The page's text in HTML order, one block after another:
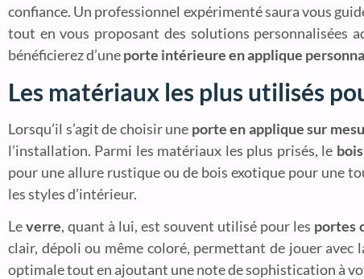
confiance. Un professionnel expérimenté saura vous
tout en vous proposant des solutions personnalisées
bénéficierez d’uneporte intérieure en applique
Les matériaux les plus utilisés
Lorsqu’il s’agit de choisir une porte en applique sur
l’installation. Parmi les matériaux les plus prisés, le bois
pour une allure rustique ou de bois exotique pour une
les styles d’intérieur.
Leverre, quant à lui, est souvent utilisé pour les portes
clair, dépoli ou même coloré, permettant de jouer avec
optimale tout en ajoutant une note de sophistication à